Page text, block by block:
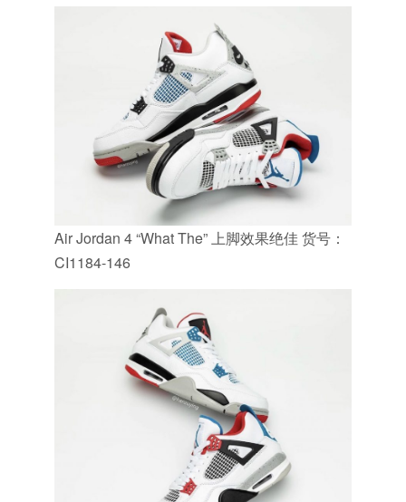
Air Jordan 4 “What The” 上脚效果绝佳 货号：
CI1184-146